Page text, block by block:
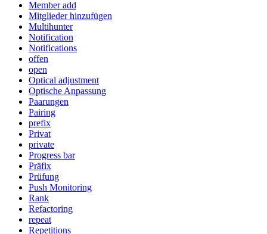
Member add
Mitglieder hinzufügen
Multihunter
Notification
Notifications
offen
open
Optical adjustment
Optische Anpassung
Paarungen
Pairing
prefix
Privat
private
Progress bar
Präfix
Prüfung
Push Monitoring
Rank
Refactoring
repeat
Repetitions